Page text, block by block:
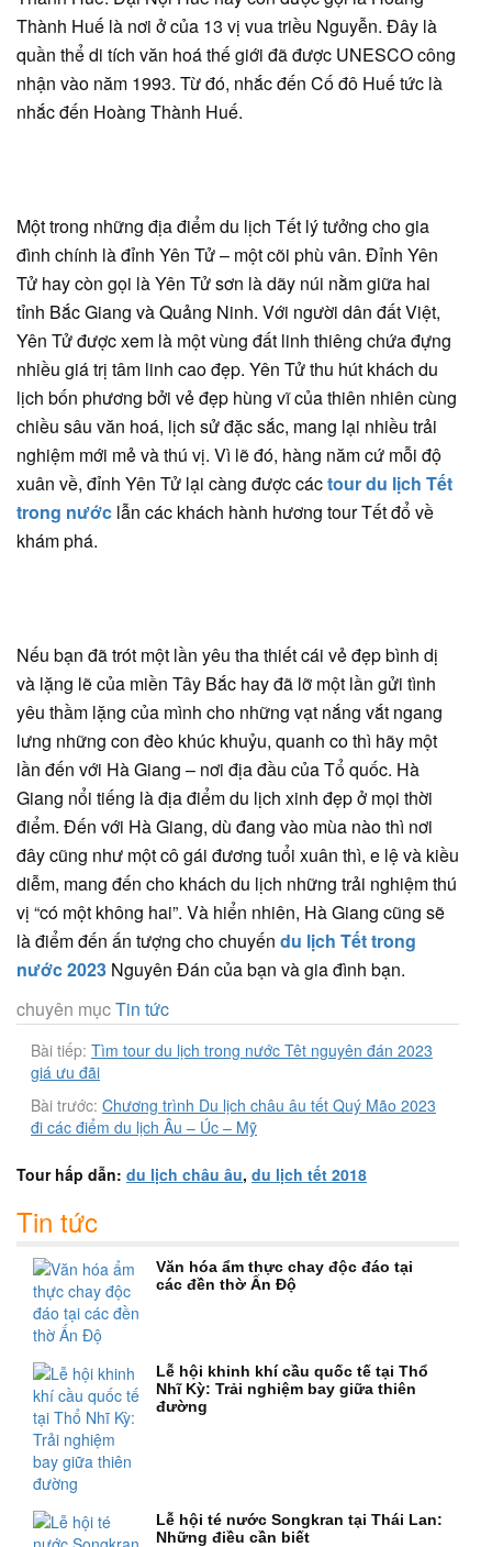
Thành Huế là nơi ở của 13 vị vua triều Nguyễn. Đây là
quần thể di tích văn hoá thế giới đã được UNESCO công
nhận vào năm 1993. Từ đó, nhắc đến Cố đô Huế tức là
nhắc đến Hoàng Thành Huế.
Một trong những địa điểm du lịch Tết lý tưởng cho gia
đình chính là đỉnh Yên Tử – một cõi phù vân. Đỉnh Yên
Tử hay còn gọi là Yên Tử sơn là dãy núi nằm giữa hai
tỉnh Bắc Giang và Quảng Ninh. Với người dân đất Việt,
Yên Tử được xem là một vùng đất linh thiêng chứa đựng
nhiều giá trị tâm linh cao đẹp. Yên Tử thu hút khách du
lịch bốn phương bởi vẻ đẹp hùng vĩ của thiên nhiên cùng
chiều sâu văn hoá, lịch sử đặc sắc, mang lại nhiều trải
nghiệm mới mẻ và thú vị. Vì lẽ đó, hàng năm cứ mỗi độ
xuân về, đỉnh Yên Tử lại càng được cáctour du lịch Tết
trong nước lẫn các khách hành hương tour Tết đổ về
khám phá.
Nếu bạn đã trót một lần yêu tha thiết cái vẻ đẹp bình dị
và lặng lẽ của miền Tây Bắc hay đã lỡ một lần gửi tình
yêu thầm lặng của mình cho những vạt nắng vắt ngang
lưng những con đèo khúc khuỷu, quanh co thì hãy một
lần đến với Hà Giang – nơi địa đầu của Tổ quốc. Hà
Giang nổi tiếng là địa điểm du lịch xinh đẹp ở mọi thời
điểm. Đến với Hà Giang, dù đang vào mùa nào thì nơi
đây cũng như một cô gái đương tuổi xuân thì, e lệ và kiều
diễm, mang đến cho khách du lịch những trải nghiệm thú
vị “có một không hai”. Và hiển nhiên, Hà Giang cũng sẽ
là điểm đến ấn tượng cho chuyến du lịch Tết trong
nước 2023 Nguyên Đán của bạn và gia đình bạn.
chuyên mụcTin tức
Bài tiếp: Tìm tour du lịch trong nước Têt nguyên đán 2023
giá ưu đãi
Bài trước: Chương trình Du lịch châu âu tết Quý Mão 2023
đi các điểm du lịch Âu – Úc – Mỹ
Tour hấp dẫn: du lịch châu âu, du lịch tết 2018
Tin tức
Văn hóa ẩm thực chay độc đáo tại
các đền thờ Ấn Độ
Lễ hội khinh khí cầu quốc tế tại Thổ
Nhĩ Kỳ: Trải nghiệm bay giữa thiên
đường
Lễ hội té nước Songkran tại Thái Lan:
Những điều cần biết